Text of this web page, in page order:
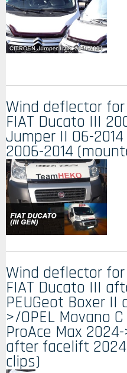
Wind deflector
FIAT Ducato III
Jumper II O6-
2006-2014
Wind deflector
FIAT Ducato III
PEUGeot Boxer
>/OPEL Movano
ProAce Max
after facelift
clips)